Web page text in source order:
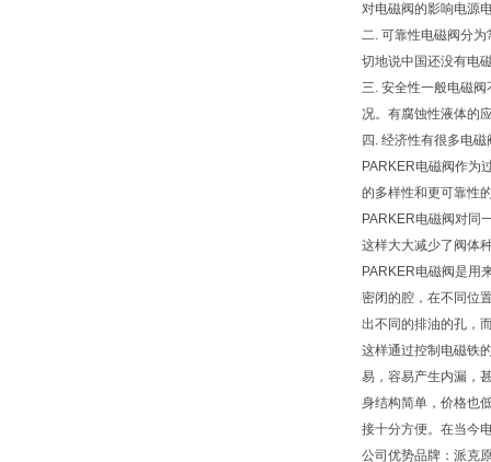
对电磁阀的影响电源
二. 可靠性电磁阀分
切地说中国还没有电
三. 安全性一般电磁
况。有腐蚀性液体的
四. 经济性有很多电
PARKER电磁阀作为
的多样性和更可靠性
PARKER电磁阀对同
这样大大减少了阀体
PARKER电磁阀是用
密闭的腔，在不同位
出不同的排油的孔，
这样通过控制电磁铁
易，容易产生内漏，
身结构简单，价格也
接十分方便。在当今
公司优势品牌：派克